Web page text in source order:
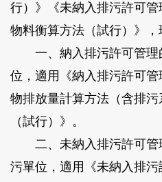
行）》《未納入排污許可管
物料衡算方法（試行）》，
一、納入排污許可管理
位，適用《納入排污許可
物排放量計算方法（含排污
（試行）》。
二、未納入排污許可管
污單位，適用《未納入排